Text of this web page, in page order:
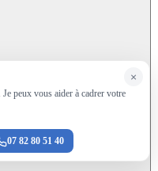
×
peux vous aider à cadrer votre
07 82 80 51 40